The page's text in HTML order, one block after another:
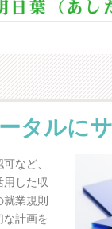
タルにサ
など、
した収
業規則
計画を